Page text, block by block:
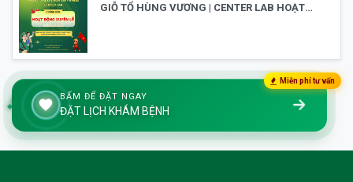
GIỖ TỔ HÙNG VƯƠNG | CENTER LAB HOẠT
Miễn phí tư vấn
BẤM ĐỂ ĐẶT NGAY
ĐẶT LỊCH KHÁM BỆNH